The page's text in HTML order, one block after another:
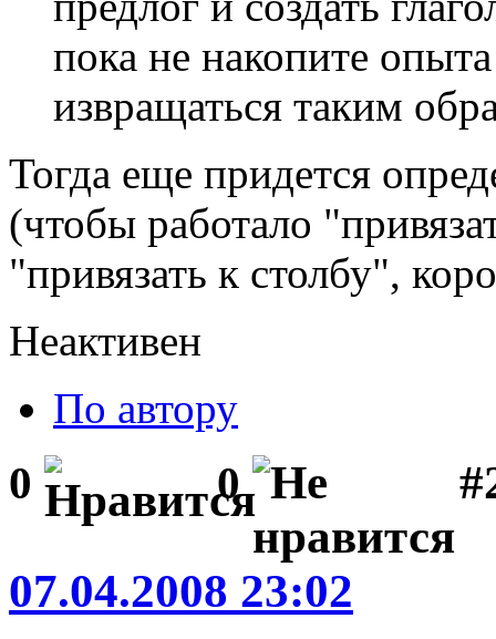
пока не накопите
извращаться таким
Тогда еще придется
(чтобы работало
"привязать к столбу",
Неактивен
По автору
0 0
07.04.2008 23:02